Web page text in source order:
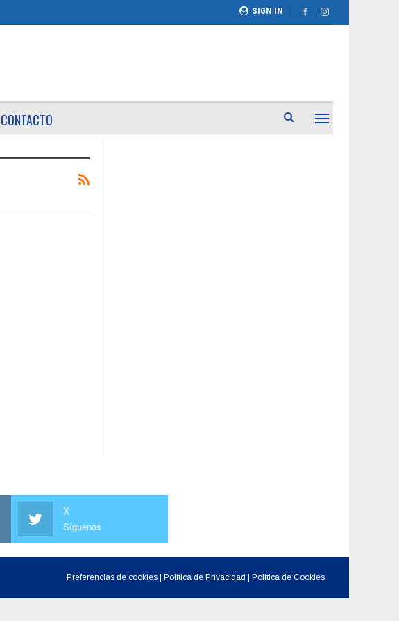
SIGN IN
CONTACTO
X
Síguenos
Preferencias de cookies Política de Privacidad Política de Cookies